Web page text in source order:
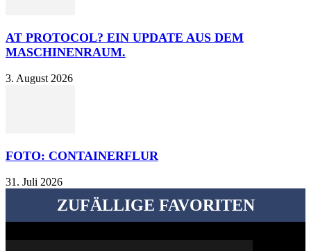
AT PROTOCOL? EIN UPDATE AUS DEM
MASCHINENRAUM.
3. August 2026
FOTO: CONTAINERFLUR
31. Juli 2026
ZUFÄLLIGE FAVORITEN